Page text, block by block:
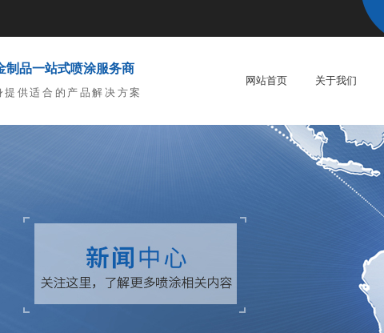
制品一站式喷涂服务商
提供适合的产品解决方案
网站首页 关于我们